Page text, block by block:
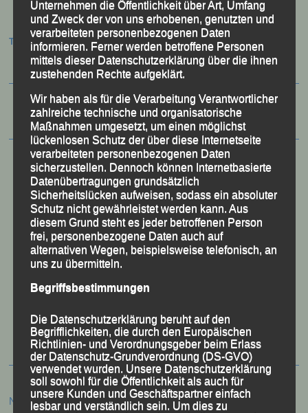
Termine:
Festzschrift
Neueste Beiträge
Unternehmen die Öffentlichkeit über Art, Umfang
und Zweck der von uns erhobenen, genutzten und
verarbeiteten personenbezogenen Daten
informieren. Ferner werden betroffene Personen
mittels dieser Datenschutzerklärung über die ihnen
zustehenden Rechte aufgeklärt.
Wir haben als für die Verarbeitung Verantwortlicher
zahlreiche technische und organisatorische
Maßnahmen umgesetzt, um einen möglichst
lückenlosen Schutz der über diese Internetseite
verarbeiteten personenbezogenen Daten
sicherzustellen. Dennoch können Internetbasierte
Datenübertragungen grundsätzlich
Sicherheitslücken aufweisen, sodass ein absoluter
Schutz nicht gewährleistet werden kann. Aus
diesem Grund steht es jeder betroffenen Person
frei, personenbezogene Daten auch auf
alternativen Wegen, beispielsweise telefonisch, an
uns zu übermitteln.
Begriffsbestimmungen
Die Datenschutzerklärung beruht auf den
Begrifflichkeiten, die durch den Europäischen
Richtlinien- und Verordnungsgeber beim Erlass
der Datenschutz-Grundverordnung (DS-GVO)
verwendet wurden. Unsere Datenschutzerklärung
soll sowohl für die Öffentlichkeit als auch für
unsere Kunden und Geschäftspartner einfach
lesbar und verständlich sein. Um dies zu